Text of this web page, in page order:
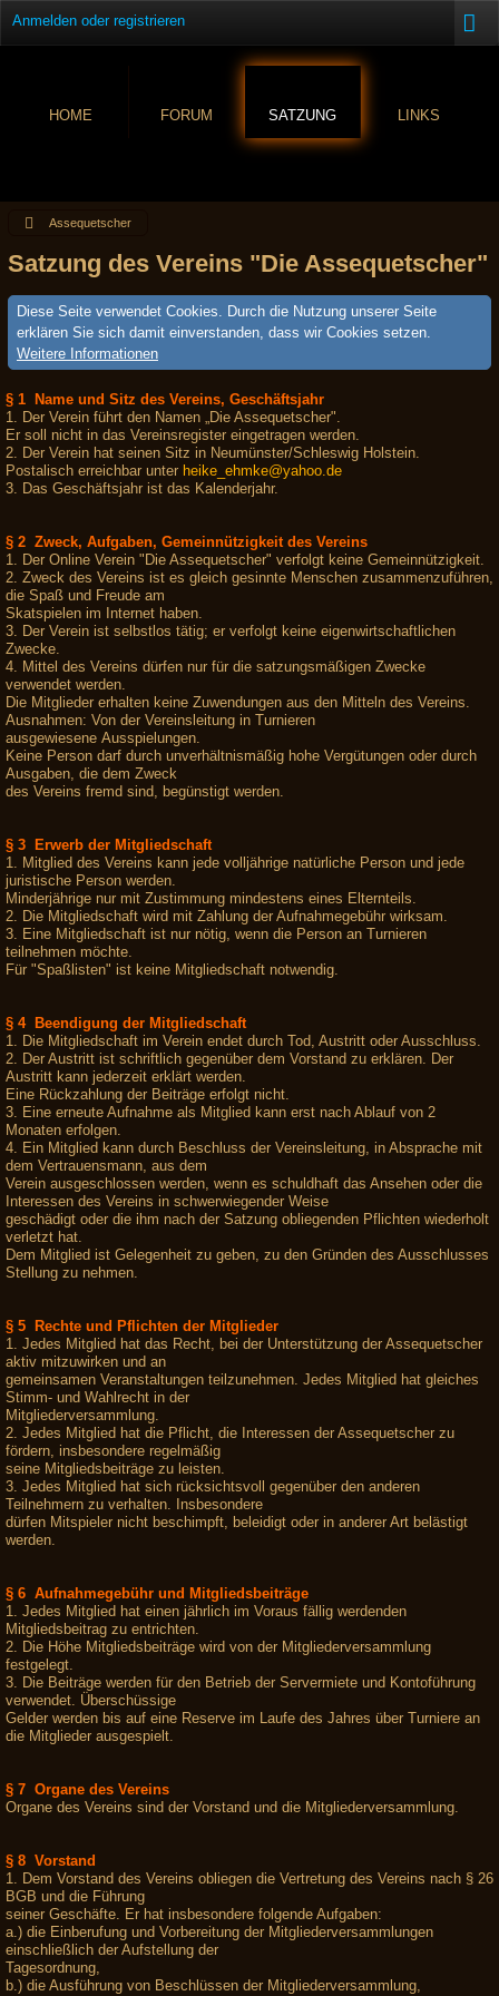
Anmelden oder registrieren
HOME FORUM SATZUNG LINKS
Assequetscher
Satzung des Vereins "Die Assequetscher"
Diese Seite verwendet Cookies. Durch die Nutzung unserer Seite
erklären Sie sich damit einverstanden, dass wir Cookies setzen.
Weitere Informationen
§ 1 Name und Sitz des Vereins, Geschäftsjahr
1. Der Verein führt den Namen „Die Assequetscher".
Er soll nicht in das Vereinsregister eingetragen werden.
2. Der Verein hat seinen Sitz in Neumünster/Schleswig Holstein.
Postalisch erreichbar unter heike_ehmke@yahoo.de
3. Das Geschäftsjahr ist das Kalenderjahr.
§ 2 Zweck, Aufgaben, Gemeinnützigkeit des Vereins
1. Der Online Verein "Die Assequetscher" verfolgt keine Gemeinnützigkeit.
2. Zweck des Vereins ist es gleich gesinnte Menschen zusammenzuführen,
die Spaß und Freude am
Skatspielen im Internet haben.
3. Der Verein ist selbstlos tätig; er verfolgt keine eigenwirtschaftlichen
Zwecke.
4. Mittel des Vereins dürfen nur für die satzungsmäßigen Zwecke
verwendet werden.
Die Mitglieder erhalten keine Zuwendungen aus den Mitteln des Vereins.
Ausnahmen: Von der Vereinsleitung in Turnieren
ausgewiesene Ausspielungen.
Keine Person darf durch unverhältnismäßig hohe Vergütungen oder durch
Ausgaben, die dem Zweck
des Vereins fremd sind, begünstigt werden.
§ 3 Erwerb der Mitgliedschaft
1. Mitglied des Vereins kann jede volljährige natürliche Person und jede
juristische Person werden.
Minderjährige nur mit Zustimmung mindestens eines Elternteils.
2. Die Mitgliedschaft wird mit Zahlung der Aufnahmegebühr wirksam.
3. Eine Mitgliedschaft ist nur nötig, wenn die Person an Turnieren
teilnehmen möchte.
Für "Spaßlisten" ist keine Mitgliedschaft notwendig.
§ 4 Beendigung der Mitgliedschaft
1. Die Mitgliedschaft im Verein endet durch Tod, Austritt oder Ausschluss.
2. Der Austritt ist schriftlich gegenüber dem Vorstand zu erklären. Der
Austritt kann jederzeit erklärt werden.
Eine Rückzahlung der Beiträge erfolgt nicht.
3. Eine erneute Aufnahme als Mitglied kann erst nach Ablauf von 2
Monaten erfolgen.
4. Ein Mitglied kann durch Beschluss der Vereinsleitung, in Absprache mit
dem Vertrauensmann, aus dem
Verein ausgeschlossen werden, wenn es schuldhaft das Ansehen oder die
Interessen des Vereins in schwerwiegender Weise
geschädigt oder die ihm nach der Satzung obliegenden Pflichten wiederholt
verletzt hat.
Dem Mitglied ist Gelegenheit zu geben, zu den Gründen des Ausschlusses
Stellung zu nehmen.
§ 5 Rechte und Pflichten der Mitglieder
1. Jedes Mitglied hat das Recht, bei der Unterstützung der Assequetscher
aktiv mitzuwirken und an
gemeinsamen Veranstaltungen teilzunehmen. Jedes Mitglied hat gleiches
Stimm- und Wahlrecht in der
Mitgliederversammlung.
2. Jedes Mitglied hat die Pflicht, die Interessen der Assequetscher zu
fördern, insbesondere regelmäßig
seine Mitgliedsbeiträge zu leisten.
3. Jedes Mitglied hat sich rücksichtsvoll gegenüber den anderen
Teilnehmern zu verhalten. Insbesondere
dürfen Mitspieler nicht beschimpft, beleidigt oder in anderer Art belästigt
werden.
§ 6 Aufnahmegebühr und Mitgliedsbeiträge
1. Jedes Mitglied hat einen jährlich im Voraus fällig werdenden
Mitgliedsbeitrag zu entrichten.
2. Die Höhe Mitgliedsbeiträge wird von der Mitgliederversammlung
festgelegt.
3. Die Beiträge werden für den Betrieb der Servermiete und Kontoführung
verwendet. Überschüssige
Gelder werden bis auf eine Reserve im Laufe des Jahres über Turniere an
die Mitglieder ausgespielt.
§ 7 Organe des Vereins
Organe des Vereins sind der Vorstand und die Mitgliederversammlung.
§ 8 Vorstand
1. Dem Vorstand des Vereins obliegen die Vertretung des Vereins nach § 26
BGB und die Führung
seiner Geschäfte. Er hat insbesondere folgende Aufgaben:
a.) die Einberufung und Vorbereitung der Mitgliederversammlungen
einschließlich der Aufstellung der
Tagesordnung,
b.) die Ausführung von Beschlüssen der Mitgliederversammlung,